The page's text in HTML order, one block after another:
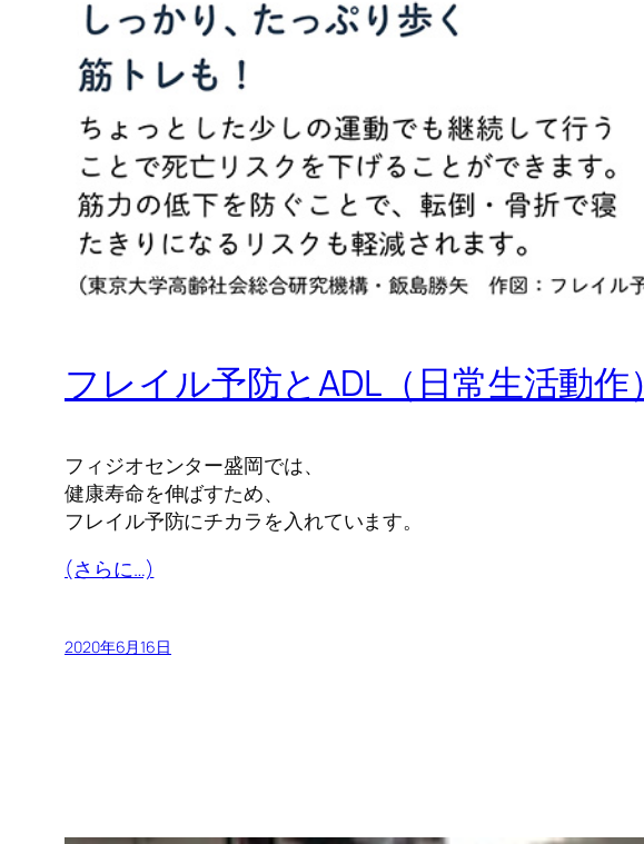
フレイル予防とADL（日常生活動作）
フィジオセンター盛岡では、
健康寿命を伸ばすため、
フレイル予防にチカラを入れています。
(さらに…)
2020年6月16日